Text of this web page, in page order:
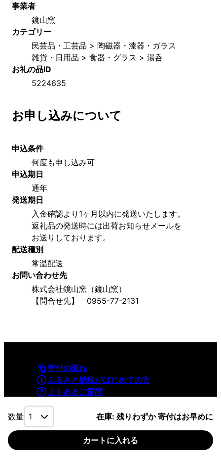
数量 在庫: 残りわずか 寄付はお早めに
カートに入れる
事業者
鏡山窯
カテゴリー
民芸品・工芸品 > 陶磁器・漆器・ガラス
雑貨・日用品 > 食器・グラス > 湯呑
お礼の品ID
5224635
お申し込みについて
申込条件
何度も申し込み可
申込期日
通年
発送期日
入金確認より1ヶ月以内に発送いたします。
返礼品の発送時には出荷お知らせメールを
お送りしております。
配送種別
常温配送
お問い合わせ先
株式会社鏡山窯（鏡山窯）
【問合せ先】　0955-77-2131
寄付の流れ
ふるさと納税がはじめての方
よくあるご質問
利用規約
プライバシーポリシー
©YAMAPInc. ALL RIGHTS RESERVED.